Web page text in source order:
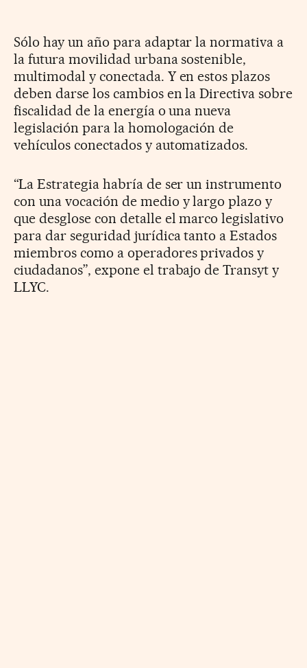
Sólo hay un año para adaptar la normativa a
la futura movilidad urbana sostenible,
multimodal y conectada. Y en estos plazos
deben darse los cambios en la Directiva sobre
fiscalidad de la energía o una nueva
legislación para la homologación de
vehículos conectados y automatizados.
“La Estrategia habría de ser un instrumento
con una vocación de medio y largo plazo y
que desglose con detalle el marco legislativo
para dar seguridad jurídica tanto a Estados
miembros como a operadores privados y
ciudadanos”, expone el trabajo de Transyt y
LLYC.